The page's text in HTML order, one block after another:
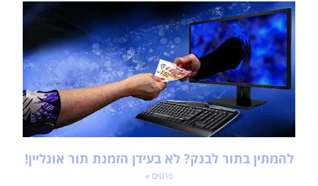
להמתין בתור לבנק? לא בעידן הזמנת תור אונליין!
פרטים »